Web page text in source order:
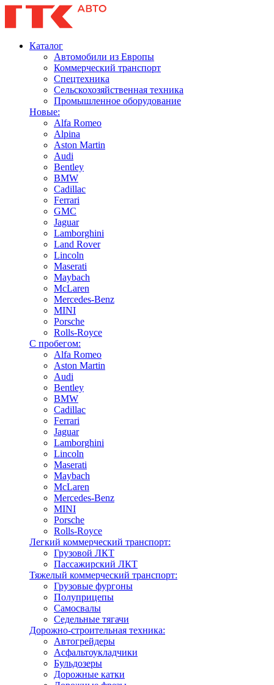
Каталог
Автомобили из Европы
Коммерческий транспорт
Спецтехника
Сельскохозяйственная техника
Промышленное оборудование
Новые:
Alfa Romeo
Alpina
Aston Martin
Audi
Bentley
BMW
Cadillac
Ferrari
GMC
Jaguar
Lamborghini
Land Rover
Lincoln
Maserati
Maybach
McLaren
Mercedes-Benz
MINI
Porsche
Rolls-Royce
С пробегом:
Alfa Romeo
Aston Martin
Audi
Bentley
BMW
Cadillac
Ferrari
Jaguar
Lamborghini
Lincoln
Maserati
Maybach
McLaren
Mercedes-Benz
MINI
Porsche
Rolls-Royce
Легкий коммерческий транспорт:
Грузовой ЛКТ
Пассажирский ЛКТ
Тяжелый коммерческий транспорт:
Грузовые фургоны
Полуприцепы
Самосвалы
Седельные тягачи
Дорожно-строительная техника:
Автогрейдеры
Асфальтоукладчики
Бульдозеры
Дорожные катки